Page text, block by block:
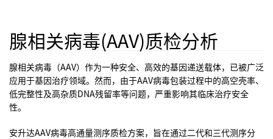
腺相关病毒(AAV)质检分析
腺相关病毒（AAV）作为一种安全、高效的基因递送载体，已被广泛
应用于基因治疗领域。然而，由于AAV病毒包装过程中的高空壳率、
低完整性及高杂质DNA残留率等问题，严重影响其临床治疗安全
性。
安升达AAV病毒高通量测序质检方案，旨在通过二代和三代测序分